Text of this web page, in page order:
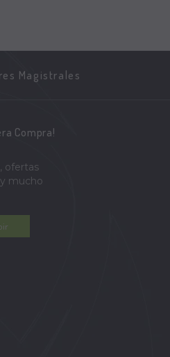
Magistrales
Compra!
ofertas
mucho